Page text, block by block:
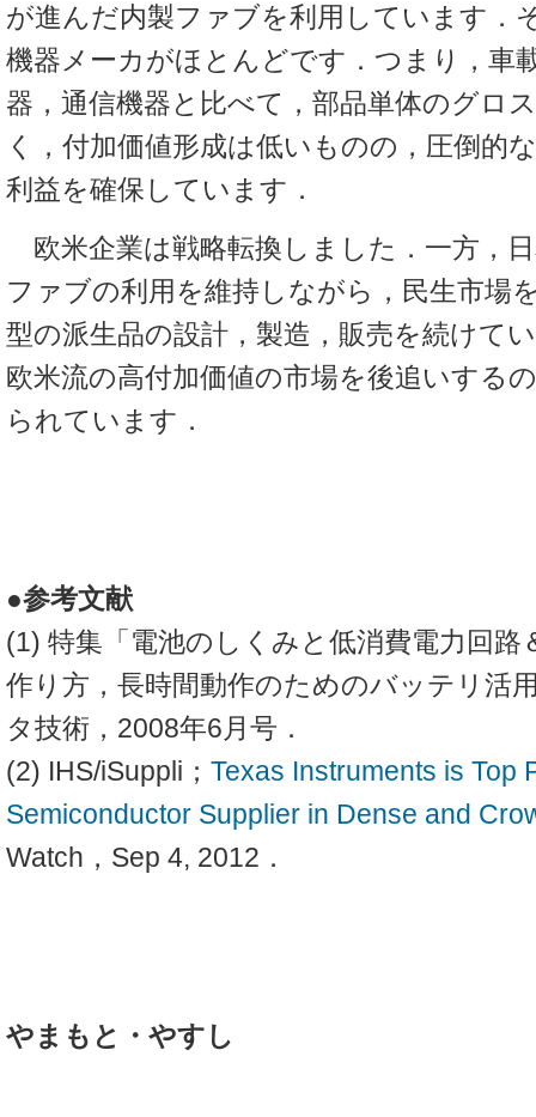
が進んだ内製ファブを利用しています．
機器メーカがほとんどです．つまり，車
器，通信機器と比べて，部品単体のグロ
く，付加価値形成は低いものの，圧倒的
利益を確保しています．
欧米企業は戦略転換しました．一方，
ファブの利用を維持しながら，民生市場
型の派生品の設計，製造，販売を続けて
欧米流の高付加価値の市場を後追いする
られています．
●参考文献
(1) 特集「電池のしくみと低消費電力回路
作り方，長時間動作のためのバッテリ活
タ技術，2008年6月号．
(2) IHS/iSuppli； Texas Instruments is Top
Semiconductor Supplier in Dense and
Watch，Sep 4, 2012．
やまもと・やすし